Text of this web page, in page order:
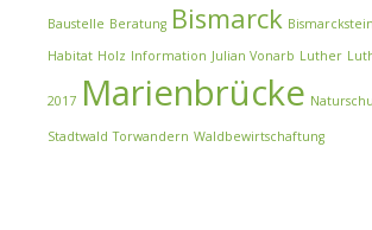
Baustelle Beratung Bismarck Bismarckstein
Habitat Holz Information Julian Vonarb Luther
2017 Marienbrücke
Stadtwald Torwandern Waldbewirtschaftung